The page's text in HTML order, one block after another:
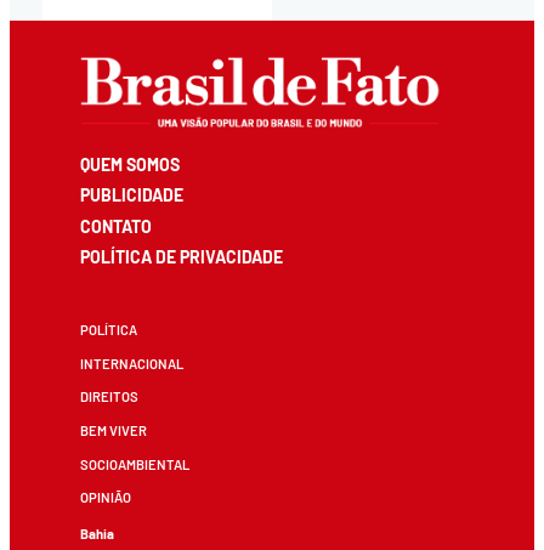
QUEM SOMOS
PUBLICIDADE
CONTATO
POLÍTICA DE PRIVACIDADE
POLÍTICA
INTERNACIONAL
DIREITOS
BEM VIVER
SOCIOAMBIENTAL
OPINIÃO
Bahia